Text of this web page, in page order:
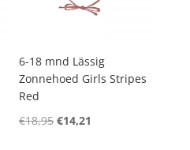
6-18 mnd Lässig
Zonnehoed Girls Stripes
Red
€18,95 Oorspronkelijke
€14,21